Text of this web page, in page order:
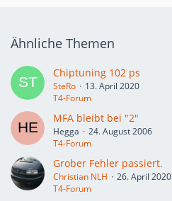
Ähnliche Themen
Chiptuning 102 ps
SteRo
13. April 2020
T4-Forum
MFA bleibt bei "2"
Hegga
24. August 2006
T4-Forum
Grober Fehler passiert.
Christian NLH
26. April 2020
T4-Forum